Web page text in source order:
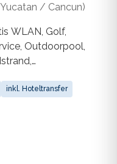
/ Cancun)
WLAN, Golf,
Outdoorpool,
inkl. Hoteltransfer